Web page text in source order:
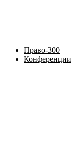
Право-300
Конференции